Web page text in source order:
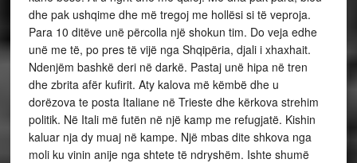
dhe pak ushqime dhe më tregoj me hollësi si të veproja.
Para 10 ditëve unë përcolla një shokun tim. Do veja edhe
unë me të, po pres të vijë nga Shqipëria, djali i xhaxhait.
Ndenjëm bashkë deri në darkë. Pastaj unë hipa në tren
dhe zbrita afër kufirit. Aty kalova më këmbë dhe u
dorëzova te posta Italiane në Trieste dhe kërkova strehim
politik. Në Itali më futën në një kamp me refugjatë. Kishin
kaluar nja dy muaj në kampe. Një mbas dite shkova nga
moli ku vinin anije nga shtete të ndryshëm. Ishte shumë